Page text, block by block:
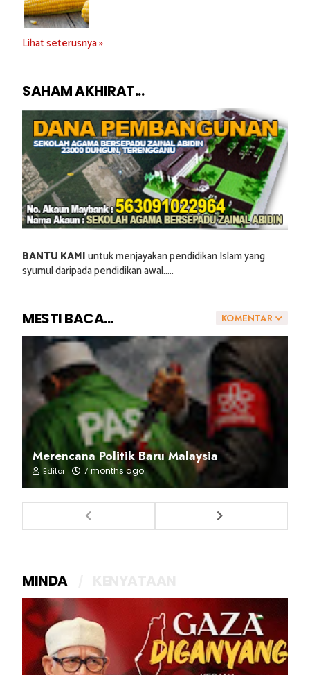
Lihat seterusnya »
SAHAM AKHIRAT...
BANTU KAMIuntuk menjayakan pendidikan Islam yang
syumul daripada pendidikan awal.....
KOMENTAR
MESTI BACA...
Merencana Politik Baru Malaysia
Editor 7 months ago
MINDA